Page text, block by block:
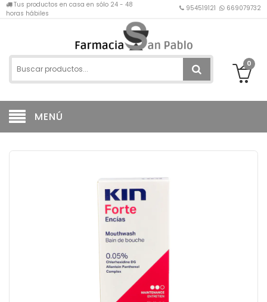
Tus productos en casa en sólo 24 - 48
horas hábiles
954519121 669079732
0
MENÚ